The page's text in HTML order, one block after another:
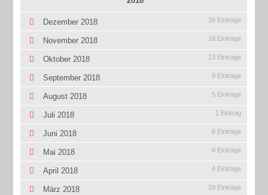
Dezember 2018 16 Einträge
November 2018 18 Einträge
Oktober 2018 13 Einträge
September 2018 9 Einträge
August 2018 5 Einträge
Juli 2018 1 Eintrag
Juni 2018 6 Einträge
Mai 2018 8 Einträge
April 2018 4 Einträge
März 2018 19 Einträge